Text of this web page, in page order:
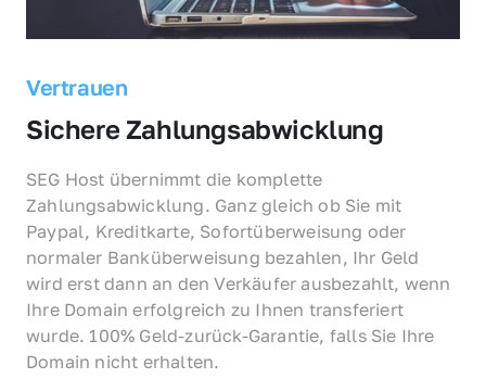
Vertrauen
Sichere Zahlungsabwicklung
SEG Host übernimmt die komplette
Zahlungsabwicklung. Ganz gleich ob Sie mit
Paypal, Kreditkarte, Sofortüberweisung oder
normaler Banküberweisung bezahlen, Ihr Geld
wird erst dann an den Verkäufer ausbezahlt, wenn
Ihre Domain erfolgreich zu Ihnen transferiert
wurde. 100% Geld-zurück-Garantie, falls Sie Ihre
Domain nicht erhalten.